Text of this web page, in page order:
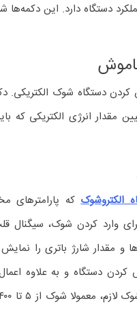
دستگاه دارد. این دکمه‌ها
دستگاه شوک الکتریکی.
مقدار انرژی الکتریکی که
الکتروشوککه پارامترهای
وارد کردن شوک، سیگنال
و مقدار شارژ باتری را
دستگاه و به علاوه